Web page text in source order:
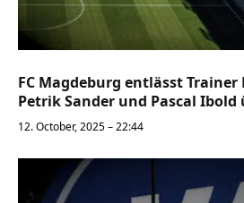
FC Magdeburg entlässt Trainer
Petrik Sander und Pascal Ibold
12. October, 2025 – 22:44